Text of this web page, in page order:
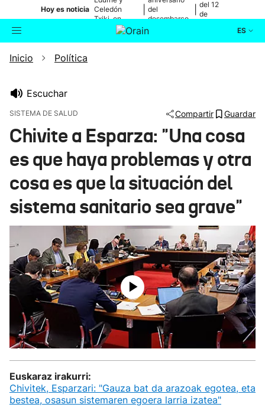
Hoy es noticia Celedón
Txiki, en
directo
del
desembarco
de Elkano
del 12
de
ES
Buscador
Ikusmiran
Eguraldia
Inicio Política
Escuchar
SISTEMA DE SALUD Compartir Guardar
Chivite a Esparza: "Una cosa
es que haya problemas y otra
cosa es que la situación del
sistema sanitario sea grave"
Euskaraz irakurri:
Chivitek, Esparzari: "Gauza bat da arazoak egotea, eta
bestea, osasun sistemaren egoera larria izatea"